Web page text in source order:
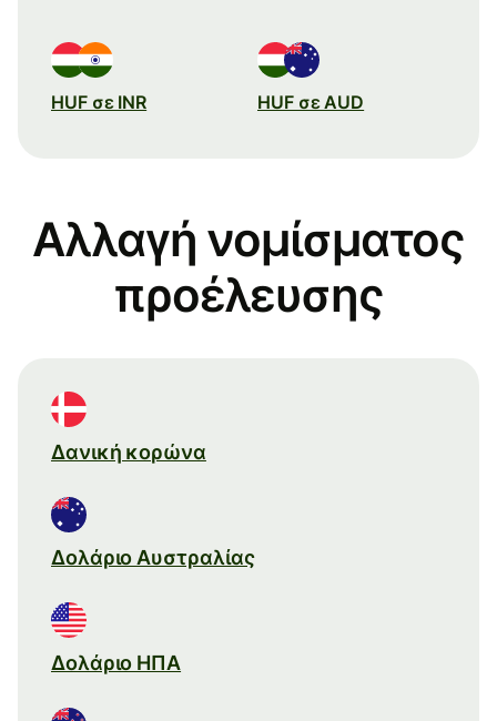
HUF σε INR HUF σε AUD
Αλλαγή νομίσματος
προέλευσης
Δανική κορώνα
Δολάριο Αυστραλίας
Δολάριο ΗΠΑ